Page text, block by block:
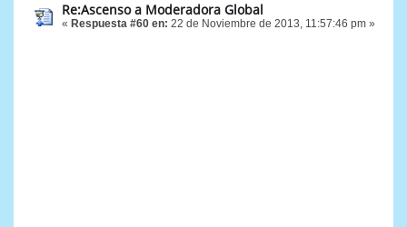
Re:Ascenso a Moderadora Global
« Respuesta #60 en: 22 de Noviembre de 2013, 11:57:46 pm »